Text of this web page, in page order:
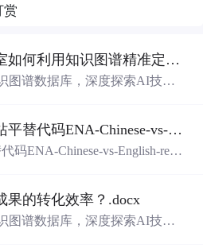
赏
高校技术转移办公室如何利用知识图谱精准定位产业需求与技术适配点？.docx
图谱数据库，深度探索AI技术
案，推动科技创新与产业创新认知网络分析的网站平替代码ENA-Chinese-vs-English-reproducible.zip
ENA-Chinese-vs-English-repro
果的转化效率？.docx
图谱数据库，深度探索AI技术